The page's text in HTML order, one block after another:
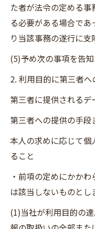
た者が法令の定める
る必要がある場合で
り当該事務の遂行に
(5)予め次の事項を告
2. 利用目的に第三者
第三者に提供されるデ
第三者への提供の手段
本人の求めに応じて
ること
・前項の定めにかか
は該当しないものとし
(1)当社が利用目的の